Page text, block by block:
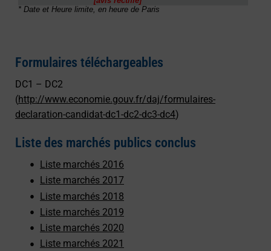
Formulaires téléchargeables
DC1 – DC2
(http://www.economie.gouv.fr/daj/formulaires-
declaration-candidat-dc1-dc2-dc3-dc4)
Liste des marchés publics conclus
Liste marchés 2016
Liste marchés 2017
Liste marchés 2018
Liste marchés 2019
Liste marchés 2020
Liste marchés 2021